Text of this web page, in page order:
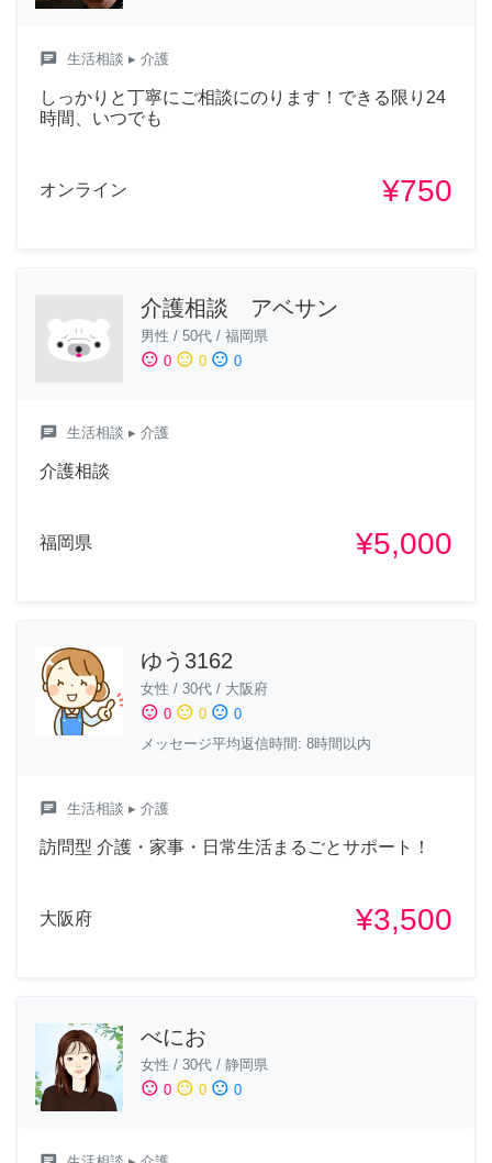
chat 生活相談 ▸ 介護
しっかりと丁寧にご相談にのります！できる限り24
時間、いつでも
オンライン ¥750
介護相談 アベサン
男性 / 50代 / 福岡県
sentiment_satisfied 0 sentiment_neutral 0 sentiment_dissatisfied 0
chat 生活相談 ▸ 介護
介護相談
福岡県 ¥5,000
ゆう3162
女性 / 30代 / 大阪府
sentiment_satisfied 0 sentiment_neutral 0 sentiment_dissatisfied 0
メッセージ平均返信時間: 8時間以内
chat 生活相談 ▸ 介護
訪問型 介護・家事・日常生活まるごとサポート！
大阪府 ¥3,500
べにお
女性 / 30代 / 静岡県
sentiment_satisfied 0 sentiment_neutral 0 sentiment_dissatisfied 0